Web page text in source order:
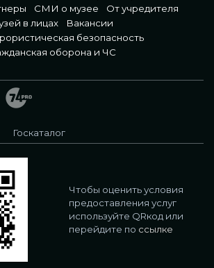
СМИ о музее
От учредителя
в лицах
Вакансии
безопасность
оборона и ЧС
Госкаталог
Чтобы оценить условия
предоставления услуг
используйте QRкод или
перейдите по ссылке